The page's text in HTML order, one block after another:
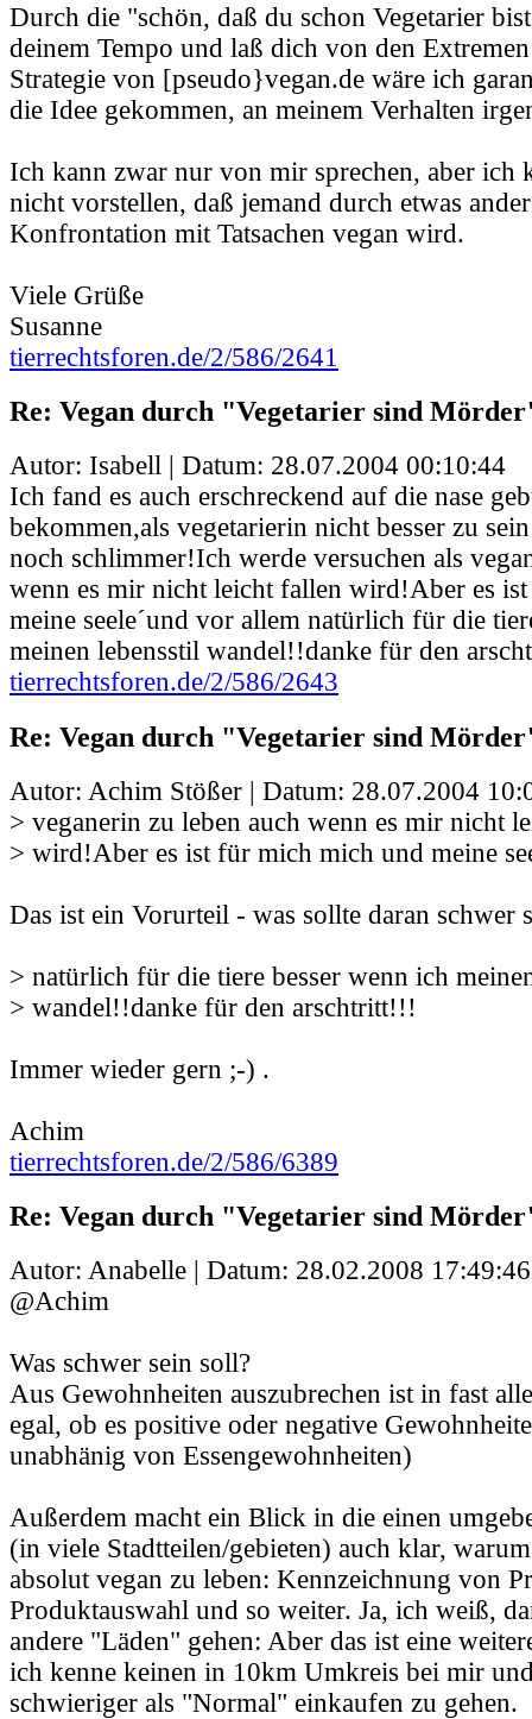
Durch die "schön, daß du schon Vegetarier
deinem Tempo und laß dich von den
Strategie von [pseudo}vegan.de wäre ich
die Idee gekommen, an meinem Verhalten
Ich kann zwar nur von mir sprechen, aber ich
nicht vorstellen, daß jemand durch etwas
Konfrontation mit Tatsachen vegan wird.
Viele Grüße
Susanne
tierrechtsforen.de/2/586/2641
Re: Vegan durch "Vegetarier sind
Autor: Isabell | Datum: 28.07.2004 00:10:44
Ich fand es auch erschreckend auf die nase
bekommen,als vegetarierin nicht besser zu
noch schlimmer!Ich werde versuchen als
wenn es mir nicht leicht fallen wird!Aber es
meine seele´und vor allem natürlich für die
meinen lebensstil wandel!!danke für den
tierrechtsforen.de/2/586/2643
Re: Vegan durch "Vegetarier sind
Autor: Achim Stößer | Datum: 28.07.2004
> veganerin zu leben auch wenn es mir nicht
> wird!Aber es ist für mich mich und meine
Das ist ein Vorurteil - was sollte daran schwer
> natürlich für die tiere besser wenn ich
> wandel!!danke für den arschtritt!!!
Immer wieder gern ;-) .
Achim
tierrechtsforen.de/2/586/6389
Re: Vegan durch "Vegetarier sind
Autor: Anabelle | Datum: 28.02.2008 17:49:46
@Achim
Was schwer sein soll?
Aus Gewohnheiten auszubrechen ist in fast
egal, ob es positive oder negative
unabhänig von Essengewohnheiten)
Außerdem macht ein Blick in die einen
(in viele Stadtteilen/gebieten) auch klar,
absolut vegan zu leben: Kennzeichnung von
Produktauswahl und so weiter. Ja, ich weiß,
andere "Läden" gehen: Aber das ist eine
ich kenne keinen in 10km Umkreis bei mir
schwieriger als "Normal" einkaufen zu gehen.